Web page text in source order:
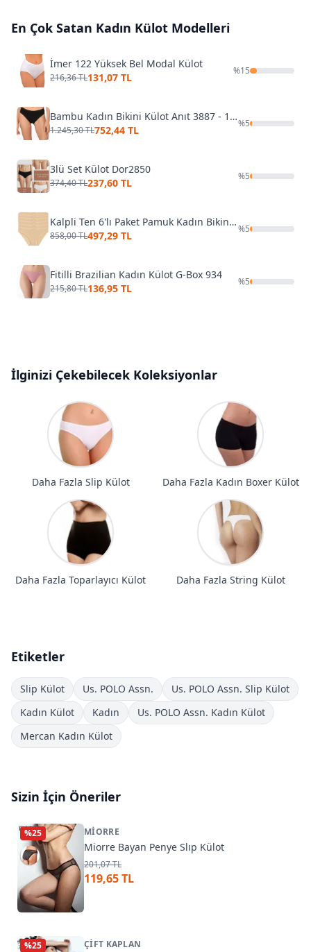
En Çok Satan Kadın Külot Modelleri
İmer 122 Yüksek Bel Modal Külot
216,36 TL131,07 TL
%15
Bambu Kadın Bikini Külot Anıt 3887 - 10 Adet
1.245,30 TL752,44 TL
%5
3lü Set Külot Dor2850
374,40 TL237,60 TL
%5
Kalpli Ten 6'lı Paket Pamuk Kadın Bikini Külot Yıldız 3576
858,00 TL497,29 TL
%5
Fitilli Brazilian Kadın Külot G-Box 934
215,80 TL136,95 TL
%5
İlginizi Çekebilecek Koleksiyonlar
Daha Fazla Slip Külot Daha Fazla Kadın Boxer Külot
Daha Fazla Toparlayıcı Külot Daha Fazla String Külot
Etiketler
Slip Külot Us. POLO Assn.
Us. POLO Assn. Slip Külot
Kadın Külot
Kadın
Us. POLO Assn. Kadın Külot
Mercan Kadın Külot
Sizin İçin Öneriler
%25 MIORRE
Miorre Bayan Penye Slıp Külot
201,07 TL
119,65 TL
%25 ÇIFT KAPLAN